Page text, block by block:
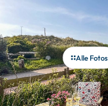
Alle Fotos